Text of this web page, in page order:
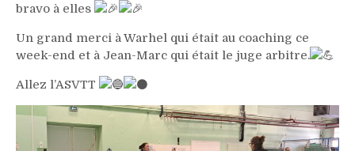
bravo à elles
Un grand merci à Warhel qui était au coaching ce
week-end et à Jean-Marc qui était le juge arbitre.
Allez l’ASVTT